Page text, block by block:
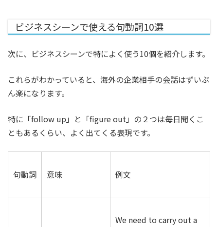
ビジネスシーンで使える句動詞10選
次に、ビジネスシーンで特によく使う10個を紹介します。
これらがわかっていると、海外の企業相手の会話はずいぶ
ん楽になります。
特に「follow up」と「figure out」の２つは毎日聞くこ
ともあるくらい、よく出てくる表現です。
句動詞 意味 例文
We need to carry out a